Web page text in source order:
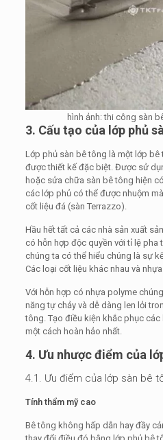
hình ảnh: thi công sàn
3. Cấu tạo của lớp phủ
Lớp phủ sàn bê tông là một lớp
được thiết kế đặc biệt. Được sử
hoặc sửa chữa sàn bê tông hiện
các lớp phủ có thể được nhuộm
cốt liệu đá (sàn Terrazzo).
Hầu hết tất cả các nhà sản xuất
có hỗn hợp độc quyền với tỉ lệ pha
chúng ta có thể hiểu chúng là sự
Các loại cốt liệu khác nhau và
Với hỗn hợp có nhựa polyme
năng tự chảy và dễ dàng len lỏi
tông. Tạo điều kiện khắc phục
một cách hoàn hảo nhất.
4. Ưu nhược điểm của
4.1. Ưu điểm của lớp sàn bê
Tính thẩm mỹ cao
Bê tông không hấp dẫn hay đầy
thay đổi điều đó bằng lớp phủ bê